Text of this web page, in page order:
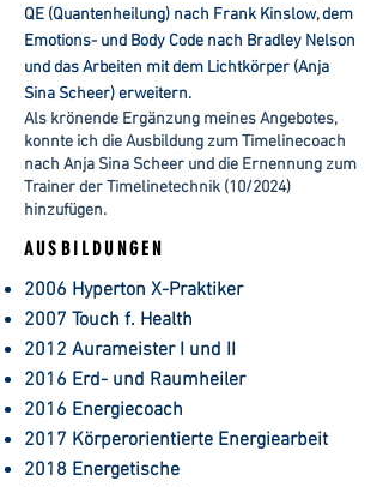
QE (Quantenheilung) nach Frank Kinslow, dem
Emotions- und Body Code nach Bradley Nelson
und das Arbeiten mit dem Lichtkörper (Anja
Sina Scheer) erweitern.
Als krönende Ergänzung meines Angebotes,
konnte ich die Ausbildung zum Timelinecoach
nach Anja Sina Scheer und die Ernennung zum
Trainer der Timelinetechnik (10/2024)
hinzufügen.
AUSBILDUNGEN
2006 Hyperton X-Praktiker
2007 Touch f. Health
2012 Aurameister I und II
2016 Erd- und Raumheiler
2016 Energiecoach
2017 Körperorientierte Energiearbeit
2018 Energetische